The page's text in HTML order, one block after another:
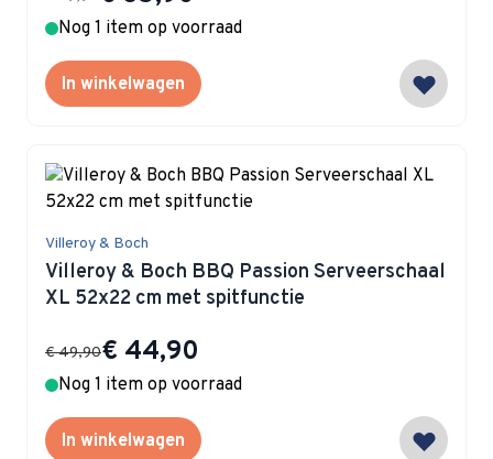
Nog 1 item op voorraad
In winkelwagen
Villeroy & Boch
Villeroy & Boch BBQ Passion Serveerschaal
XL 52x22 cm met spitfunctie
Special Price
€ 44,90
€ 49,90
Nog 1 item op voorraad
In winkelwagen